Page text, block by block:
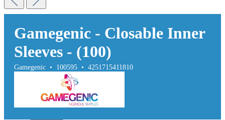
Gamegenic - Closable Inner
Sleeves - (100)
Gamegenic • 100595 • 4251715411810